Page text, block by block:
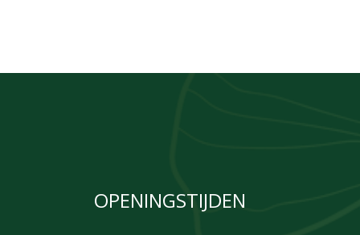
OPENINGSTIJDEN